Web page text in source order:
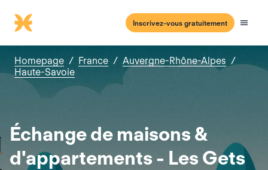
Inscrivez-vous gratuitement
Homepage / France / Auvergne-Rhône-Alpes /
Haute-Savoie
Échange de maisons &
d'appartements - Les Gets